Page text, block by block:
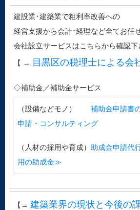
建設業･建築業で粗利率改善への
経営支援から会計･経理など全てお任
会社設立サービスはこちらから確認下
【 → 目黒区の税理士による会
◇補助金／補助金サービス
（設備などモノ） 補助金申請書
申請・コンサルティング
（人材の採用や育成） 助成金申請代
用の助成金≫
【→ 建築業界の現状と今後の